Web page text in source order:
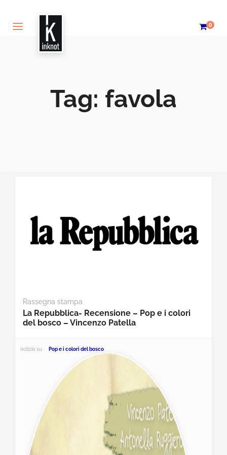
0
Tag: favola
Rassegna stampa
La Repubblica- Recensione – Pop e i colori
del bosco – Vincenzo Patella
notizia su Pop e i colori del bosco